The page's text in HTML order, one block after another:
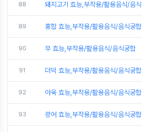
88 돼지고기 효능,부작용/활용음식/음
89 홍합 효능,부작용/활용음식/음식궁합
90 무 효능,부작용/활용음식/음식궁합
91 더덕 효능,부작용/활용음식/음식궁합
92 아욱 효능,부작용/활용음식/음식궁합
93 광어 효능,부작용/활용음식/음식궁합